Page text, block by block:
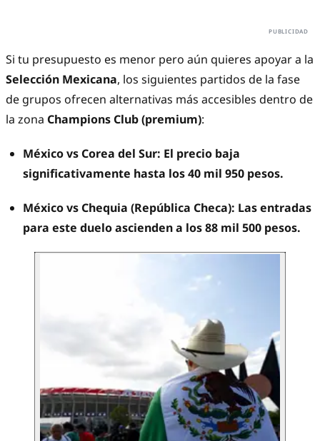
Si tu presupuesto es menor pero aún quieres apoyar a la
Selección Mexicana, los siguientes partidos de la fase
de grupos ofrecen alternativas más accesibles dentro de
la zona Champions Club (premium):
México vs Corea del Sur: El precio baja
significativamente hasta los 40 mil 950 pesos.
México vs Chequia (República Checa): Las entradas
para este duelo ascienden a los 88 mil 500 pesos.